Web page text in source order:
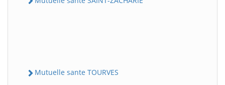
Mutuelle sante TOURVES